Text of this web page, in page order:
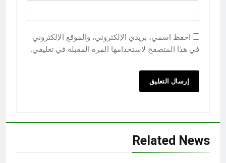
احفظ اسمي، بريدي الإلكتروني، والموقع الإلكتروني
في هذا المتصفح لاستخدامها المرة المقبلة في تعليقي.
Related News